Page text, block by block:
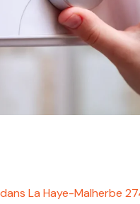
La Haye-Malherbe